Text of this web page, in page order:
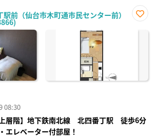
前（仙台市木町通市民センター前）
に入
08:30
上層階】地下鉄南北線 北四番丁駅 徒歩6分
エレベーター付部屋！